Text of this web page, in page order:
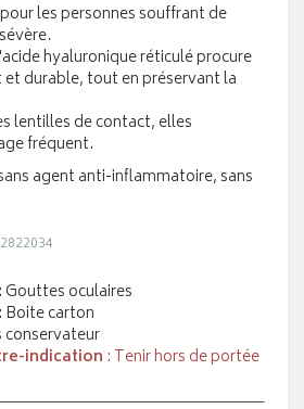
les personnes souffrant de
hyaluronique réticulé procure
durable, tout en préservant la
lentilles de contact, elles
fréquent.
agent anti-inflammatoire, sans
: Gouttes oculaires
: Boite carton
conservateur
indication : Tenir hors de portée